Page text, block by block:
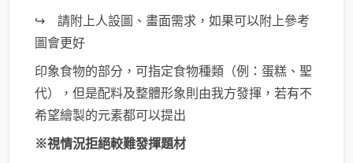
↪ 請附上人設圖、畫面需求，如果可以附上參考
圖會更好
印象食物的部分，可指定食物種類（例：蛋糕、聖
代），但是配料及整體形象則由我方發揮，若有不
希望繪製的元素都可以提出
※視情況拒絕較難發揮題材